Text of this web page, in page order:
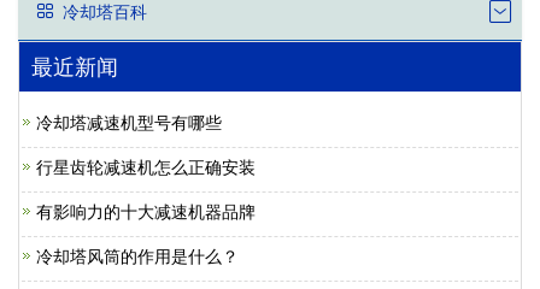
冷却塔百科
最近新闻
冷却塔减速机型号有哪些
行星齿轮减速机怎么正确安装
有影响力的十大减速机器品牌
冷却塔风筒的作用是什么？